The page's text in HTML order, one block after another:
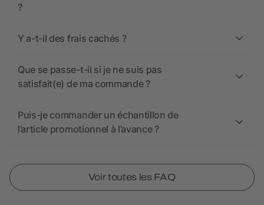
?
Y a-t-il des frais cachés ?
Que se passe-t-il si je ne suis pas
satisfait(e) de ma commande ?
Puis-je commander un échantillon de
l’article promotionnel à l’avance ?
Voir toutes les FAQ